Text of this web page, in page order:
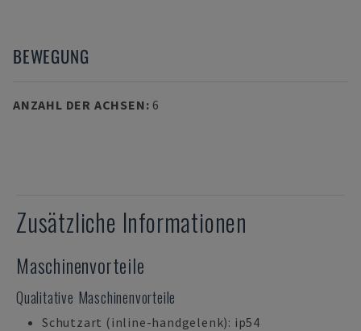
BEWEGUNG
ANZAHL DER ACHSEN: 6
Zusätzliche Informationen
Maschinenvorteile
Qualitative Maschinenvorteile
Schutzart (inline-handgelenk): ip54